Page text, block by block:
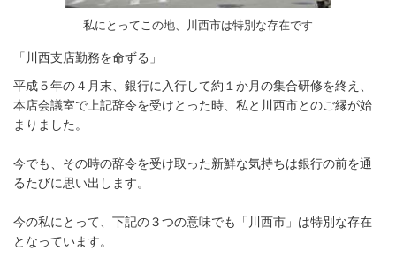
私にとってこの地、川西市は特別な存在です
「川西支店勤務を命ずる」
平成５年の４月末、銀行に入行して約１か月の集合研修を終え、
本店会議室で上記辞令を受けとった時、私と川西市とのご縁が始
まりました。
今でも、その時の辞令を受け取った新鮮な気持ちは銀行の前を通
るたびに思い出します。
今の私にとって、下記の３つの意味でも「川西市」は特別な存在
となっています。